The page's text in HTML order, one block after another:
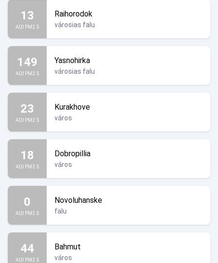
13
AQI PM2.5
Raihorodok
városias falu
149
AQI PM2.5
Yasnohirka
városias falu
23
AQI PM2.5
Kurakhove
város
18
AQI PM2.5
Dobropillia
város
0
AQI PM2.5
Novoluhanske
falu
44
AQI PM2.5
Bahmut
város